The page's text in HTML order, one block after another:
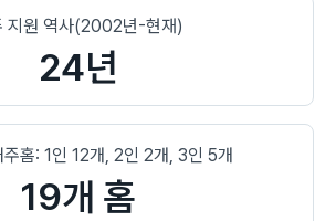
지원 역사(2002년-현재)
24년
주홈: 1인 12개, 2인 2개, 3인 5개
19개 홈